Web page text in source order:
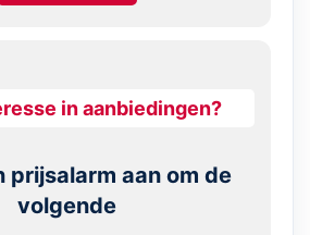
in aanbiedingen?
prijsalarm aan om de
volgende